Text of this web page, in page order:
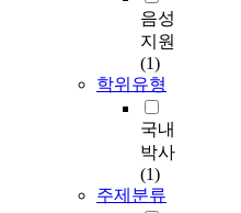
음성
지원
(1)
학위유형
국내
박사
(1)
주제분류